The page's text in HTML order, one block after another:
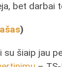
bet darbai
)
su šiaip jau